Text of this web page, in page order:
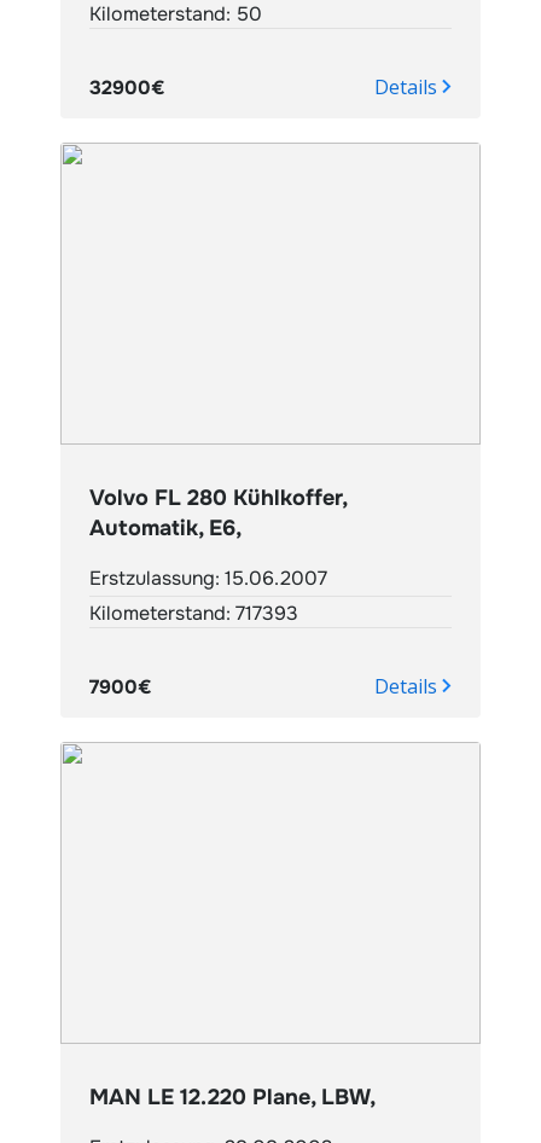
Kilometerstand: 50
32900€ Details
Volvo FL 280 Kühlkoffer,
Automatik, E6,
Erstzulassung: 15.06.2007
Kilometerstand: 717393
7900€ Details
MAN LE 12.220 Plane, LBW,